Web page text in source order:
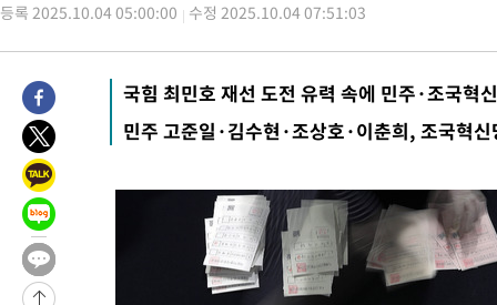
론 누출”
3시간 전 >‘축구의 신’ 아르헨티나 축구 선수 메시의 부친 지병 별세
3시간 전 >“美 이란전 무기 소진…북한과 분쟁시 주한 미군 취약해질 수 있어”
-31964초 전 >
[속보]與 강원·TK 당원투표 합산 김민석 48.54%로 승리…정
44.40%
-31298초 전 >
與 강원·TK 당원투표 합산 김민석 46.01%로 승리…정청래
44.53%
-31138초 전 >
[속보]與전대 권리당원투표…강원·경북 김민석, 대구 정청래
-30945초 전 >
45.71%
-30847초 전 >
[속보]與 당대표 경선, 대구 권리당원 투표 정청래 47.82%·김
46.35%
-30644초 전 >
[속보]與 당대표 경선, 강원 권리당원 투표 김민석 승리
득표
-28562초 전 >
"일본축구협회, 대한축구협회 성 접대 의혹 심판 조사"
등록 2025.10.04 05:00:00 수정 2025.10.04 07:51:03
국힘 최민호 재선 도전 유력 속에 민주·조국혁
민주 고준일·김수현·조상호·이춘희, 조국혁